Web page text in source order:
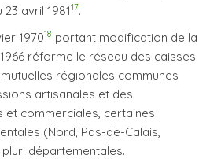
avril 198117.
197018 portant modification de la
1966 réforme le réseau des caisses.
régionales communes
artisanales et des
et commerciales, certaines
(Nord, Pas-de-Calais,
départementales.